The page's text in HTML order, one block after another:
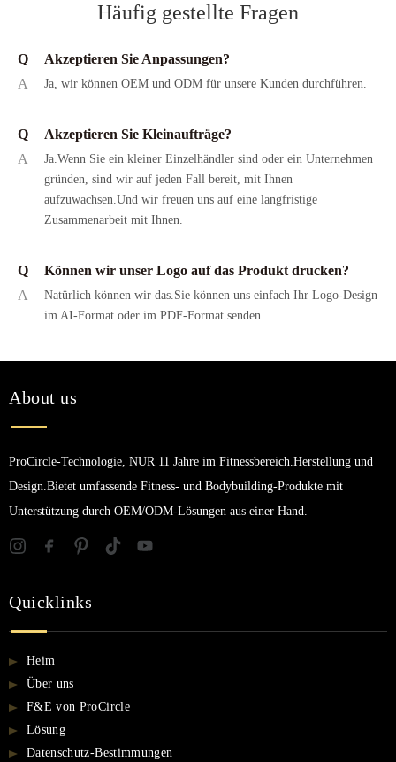
Häufig gestellte Fragen
Q
Akzeptieren Sie Anpassungen?
A
Ja, wir können OEM und ODM für unsere Kunden durchführen.
Q
Akzeptieren Sie Kleinaufträge?
A
Ja.Wenn Sie ein kleiner Einzelhändler sind oder ein Unternehmen
gründen, sind wir auf jeden Fall bereit, mit Ihnen
aufzuwachsen.Und wir freuen uns auf eine langfristige
Zusammenarbeit mit Ihnen.
Q
Können wir unser Logo auf das Produkt drucken?
A
Natürlich können wir das.Sie können uns einfach Ihr Logo-Design
im AI-Format oder im PDF-Format senden.
About us
ProCircle-Technologie, NUR 11 Jahre im Fitnessbereich.Herstellung und
Design.Bietet umfassende Fitness- und Bodybuilding-Produkte mit
Unterstützung durch OEM/ODM-Lösungen aus einer Hand.
Quicklinks
Heim
Über uns
F&E von ProCircle
Lösung
Datenschutz-Bestimmungen